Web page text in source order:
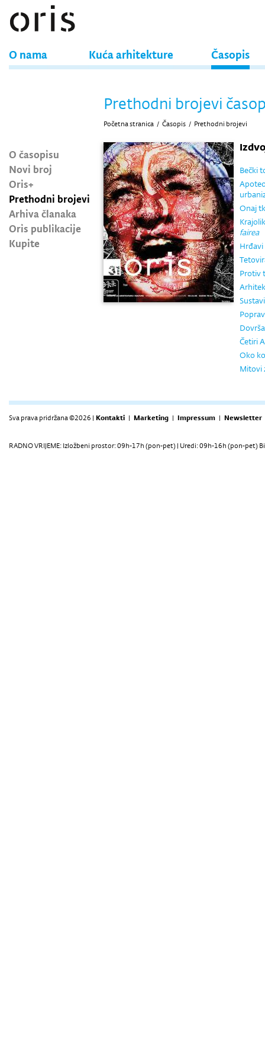
O nama Kuća arhitekture Časopis
O časopisu
Novi broj
Oris+
Prethodni brojevi
Arhiva članaka
Oris publikacije
Kupite
Prethodni brojevi
Početna stranica / Časopis / Prethodni brojevi
Bečki
Onaj
fairea
Protiv
Četiri
Oko
Mitovi
Sva prava pridržana ©2026 | Kontakti | Marketing | Impressum | Newsletter
RADNO VRIJEME: Izložbeni prostor: 09h-17h (pon-pet) | Uredi: 09h-16h (pon-pet)